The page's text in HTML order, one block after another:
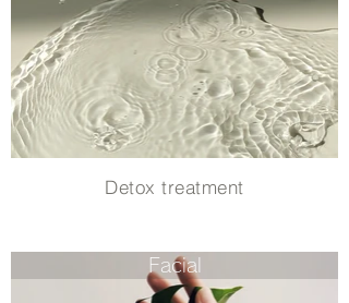
Detox treatment
Facial